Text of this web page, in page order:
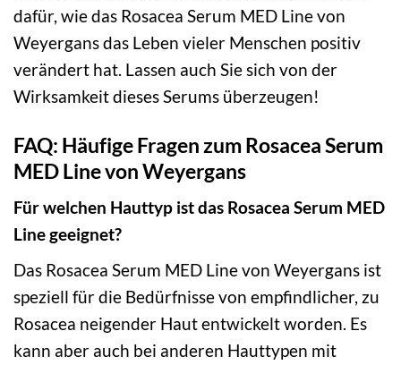
dafür, wie das Rosacea Serum MED Line von
Weyergans das Leben vieler Menschen positiv
verändert hat. Lassen auch Sie sich von der
Wirksamkeit dieses Serums überzeugen!
FAQ: Häufige Fragen zum Rosacea Serum
MED Line von Weyergans
Für welchen Hauttyp ist das Rosacea Serum MED
Line geeignet?
Das Rosacea Serum MED Line von Weyergans ist
speziell für die Bedürfnisse von empfindlicher, zu
Rosacea neigender Haut entwickelt worden. Es
kann aber auch bei anderen Hauttypen mit